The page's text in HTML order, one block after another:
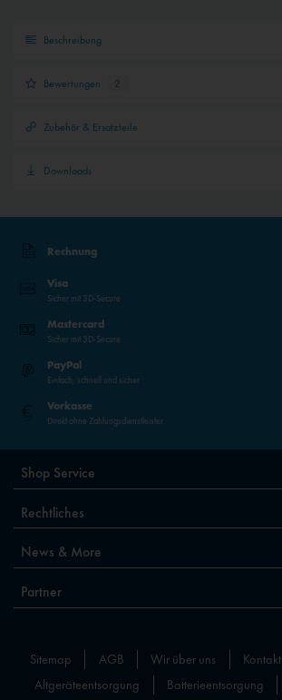
Beschreibung
Bewertungen 2
Zubehör & Ersatzteile
Downloads
Rechnung
Visa
Sicher mit 3D-Secure
Mastercard
Sicher mit 3D-Secure
PayPal
Einfach, schnell und sicher
Vorkasse
Direkt ohne Zahlungsdienstleister
Shop Service
Rechtliches
News & More
Partner
Sitemap AGB Wir über uns Kontakt
Altgeräteentsorgung
Batterieentsorgung